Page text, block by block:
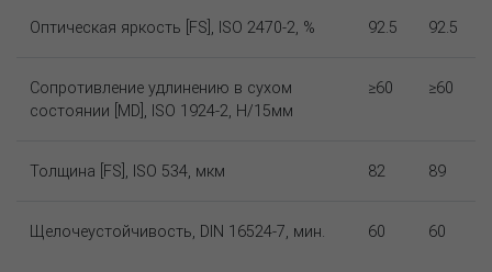
Оптическая яркость [FS], ISO 2470-2, % 92.5 92.5
Сопротивление удлинению в сухом
состоянии [MD], ISO 1924-2, Н/15мм
≥60 ≥60
Толщина [FS], ISO 534, мкм 82 89
Щелочеустойчивость, DIN 16524-7, мин. 60 60